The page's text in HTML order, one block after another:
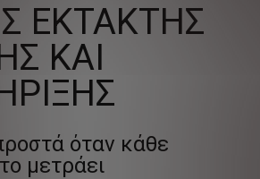
ΕΚΤΑΚΤΗΣ
ΚΑΙ
όταν κάθε
μετράει